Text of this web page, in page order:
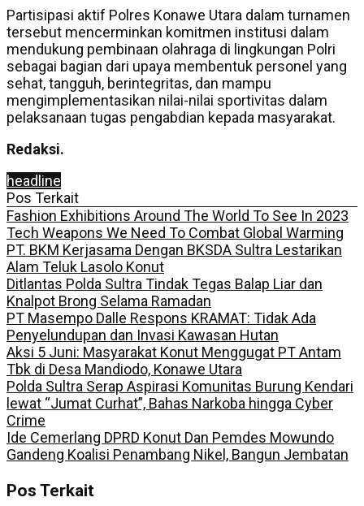
Partisipasi aktif Polres Konawe Utara dalam turnamen
tersebut mencerminkan komitmen institusi dalam
mendukung pembinaan olahraga di lingkungan Polri
sebagai bagian dari upaya membentuk personel yang
sehat, tangguh, berintegritas, dan mampu
mengimplementasikan nilai-nilai sportivitas dalam
pelaksanaan tugas pengabdian kepada masyarakat.
Redaksi.
headline
Pos Terkait
Fashion Exhibitions Around The World To See In 2023
Tech Weapons We Need To Combat Global Warming
PT. BKM Kerjasama Dengan BKSDA Sultra Lestarikan
Alam Teluk Lasolo Konut
Ditlantas Polda Sultra Tindak Tegas Balap Liar dan
Knalpot Brong Selama Ramadan
PT Masempo Dalle Respons KRAMAT: Tidak Ada
Penyelundupan dan Invasi Kawasan Hutan
Aksi 5 Juni: Masyarakat Konut Menggugat PT Antam
Tbk di Desa Mandiodo, Konawe Utara
Polda Sultra Serap Aspirasi Komunitas Burung Kendari
lewat “Jumat Curhat”, Bahas Narkoba hingga Cyber
Crime
Ide Cemerlang DPRD Konut Dan Pemdes Mowundo
Gandeng Koalisi Penambang Nikel, Bangun Jembatan
Pos Terkait